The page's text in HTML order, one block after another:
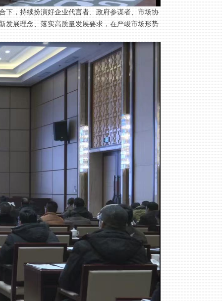
下，持续扮演好企业代言者、政府参谋者、市场协
发展理念、落实高质量发展要求，在严峻市场形势